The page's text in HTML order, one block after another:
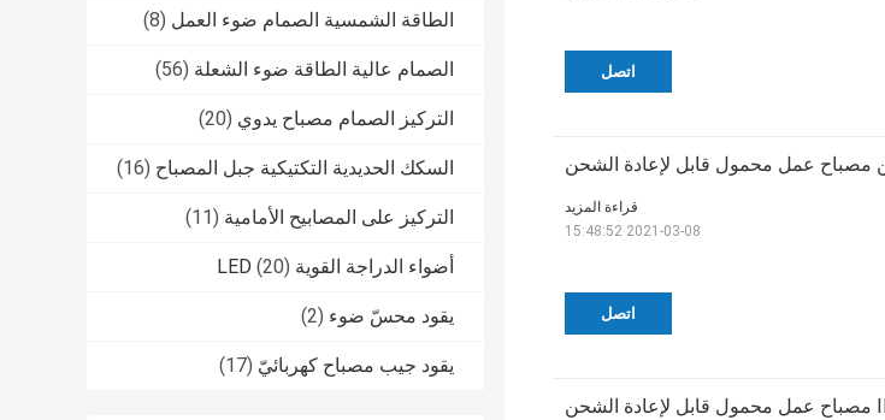
الطاقة الشمسية الصمام ضوء العمل (8)
الصمام عالية الطاقة ضوء الشعلة (56)
التركيز الصمام مصباح يدوي (20)
السكك الحديدية التكتيكية جبل المصباح (16)
التركيز على المصابيح الأمامية (11)
أضواء الدراجة القوية LED (20)
يقود محسّ ضوء (2)
يقود جيب مصباح كهربائيّ (17)
اتصل
اتصل
قراءة المزيد
2021-03-08 15:48:52